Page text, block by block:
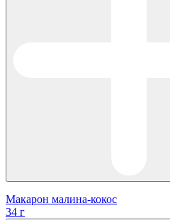
Макарон малина-кокос
34 г